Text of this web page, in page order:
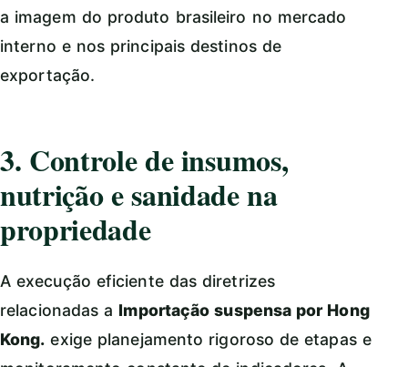
a imagem do produto brasileiro no mercado
interno e nos principais destinos de
exportação.
3. Controle de insumos,
nutrição e sanidade na
propriedade
A execução eficiente das diretrizes
relacionadas a Importação suspensa por Hong
Kong. exige planejamento rigoroso de etapas e